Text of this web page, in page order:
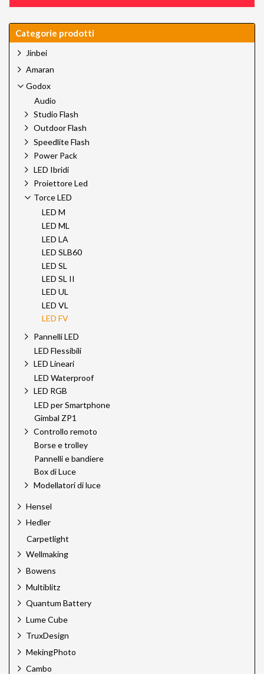
Categorie prodotti
Jinbei
Amaran
Godox
Audio
Studio Flash
Outdoor Flash
Speedlite Flash
Power Pack
LED Ibridi
Proiettore Led
Torce LED
LED M
LED ML
LED LA
LED SLB60
LED SL
LED SL II
LED UL
LED VL
LED FV
Pannelli LED
LED Flessibili
LED Lineari
LED Waterproof
LED RGB
LED per Smartphone
Gimbal ZP1
Controllo remoto
Borse e trolley
Pannelli e bandiere
Box di Luce
Modellatori di luce
Hensel
Hedler
Carpetlight
Wellmaking
Bowens
Multiblitz
Quantum Battery
Lume Cube
TruxDesign
MekingPhoto
Cambo